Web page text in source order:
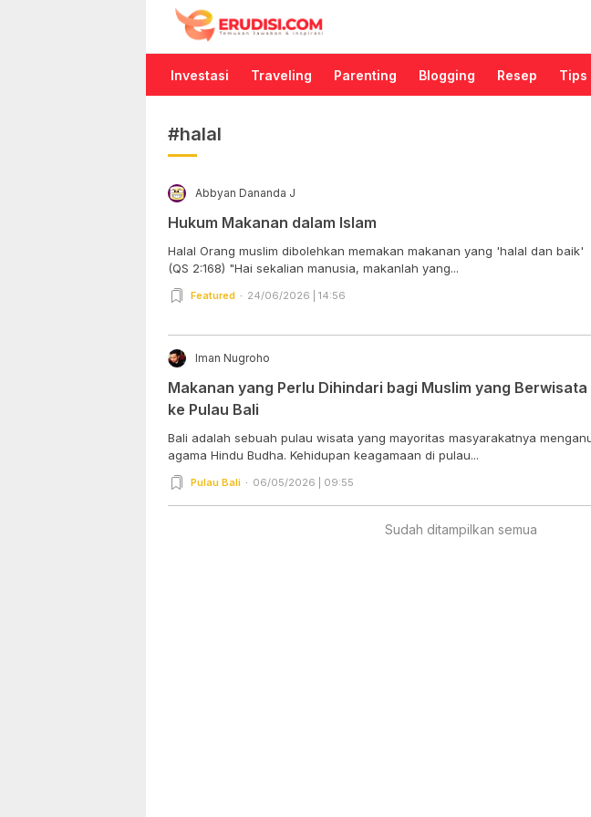
Erudisi
Temukan Jawaban dan Inspirasi
Investasi Traveling Parenting Blogging Resep Tips
#halal
Abbyan Dananda J
Hukum Makanan dalam Islam
Halal Orang muslim dibolehkan memakan makanan yang 'halal dan baik'
(QS 2:168) "Hai sekalian manusia, makanlah yang...
Featured 24/06/2026 | 14:56
Iman Nugroho
Makanan yang Perlu Dihindari bagi Muslim yang Berwisata
ke Pulau Bali
Bali adalah sebuah pulau wisata yang mayoritas masyarakatnya
agama Hindu Budha. Kehidupan keagamaan di pulau...
Pulau Bali 06/05/2026 | 09:55
Sudah ditampilkan semua